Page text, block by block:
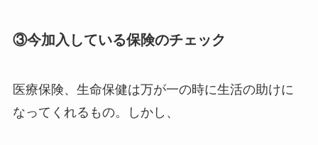
③今加入している保険のチェック
医療保険、生命保健は万が一の時に生活の助けに
なってくれるもの。しかし、